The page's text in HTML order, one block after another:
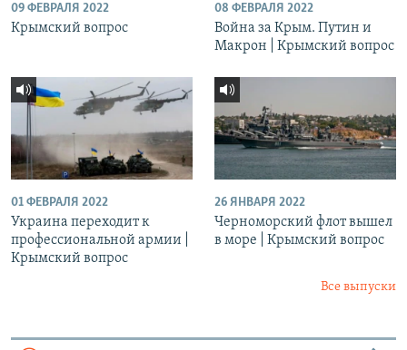
09 ФЕВРАЛЯ 2022
Крымский вопрос
08 ФЕВРАЛЯ 2022
Война за Крым. Путин и
Макрон | Крымский вопрос
01 ФЕВРАЛЯ 2022
Украина переходит к
профессиональной армии |
Крымский вопрос
26 ЯНВАРЯ 2022
Черноморский флот вышел
в море | Крымский вопрос
Все выпуски